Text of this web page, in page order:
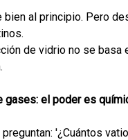
bien al principio. Pero
de vidrio no se
gases: el poder es
'¿Cuántos